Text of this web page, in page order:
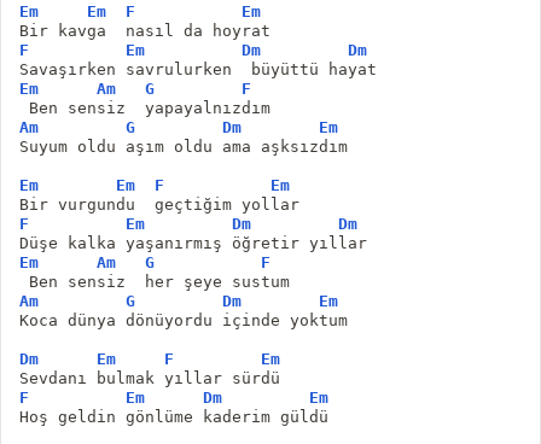
Em Em F
Em
Bir kavga  nasıl da hoyrat
F
Em Dm
Dm
Savaşırken savrulurken  büyüttü hayat
Em
Am G
F
Ben sensiz  yapayalnızdım
Am
G Dm
Em
Suyum oldu aşım oldu ama aşksızdım
Em Em F
Em
Bir vurgundu  geçtiğim yollar
F
Em Dm
Dm
Düşe kalka yaşanırmış öğretir yıllar
Em
Am G
F
Ben sensiz  her şeye sustum
Am
G Dm
Em
Koca dünya dönüyordu içinde yoktum
Dm Em F
Em
Sevdanı bulmak yıllar sürdü
F
Em Dm
Em
Hoş geldin gönlüme kaderim güldü